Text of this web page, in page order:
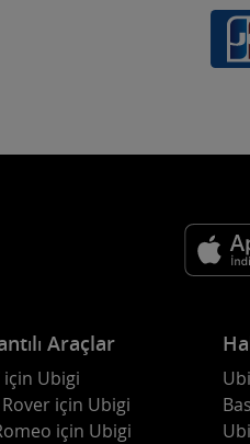
Araçlar
için Ubigi
için Ubigi
için Ubigi